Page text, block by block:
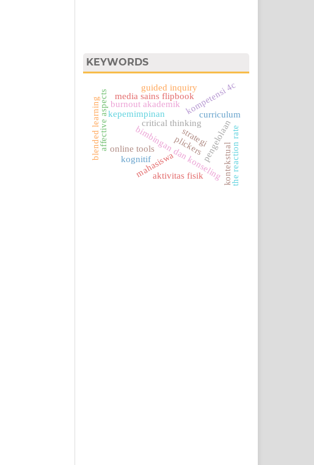
KEYWORDS
critical thinking
bimbingan dan konseling
pengelolaan
kepemimpinan
online tools
affective aspects plickers
mahasiswa
burnout akademik
media sains flipbookkompetensi 4c
strategi the reaction rate
blended learning
guided inquiry
kontekstual
aktivitas fisik
curriculum
kognitif